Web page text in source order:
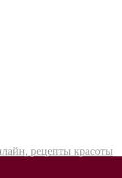
рецепты красоты